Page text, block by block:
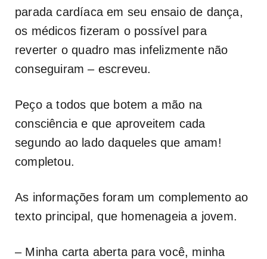
parada cardíaca em seu ensaio de dança,
os médicos fizeram o possível para
reverter o quadro mas infelizmente não
conseguiram – escreveu.
Peço a todos que botem a mão na
consciência e que aproveitem cada
segundo ao lado daqueles que amam!
completou.
As informações foram um complemento ao
texto principal, que homenageia a jovem.
– Minha carta aberta para você, minha